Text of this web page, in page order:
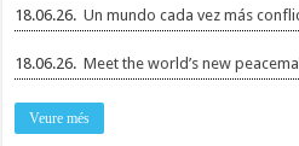
18.06.26.Un mundo cada vez más
18.06.26.Meet the world’s new
Veure més